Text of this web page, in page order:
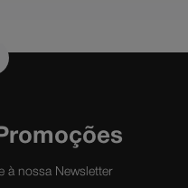
à nossa Newsletter